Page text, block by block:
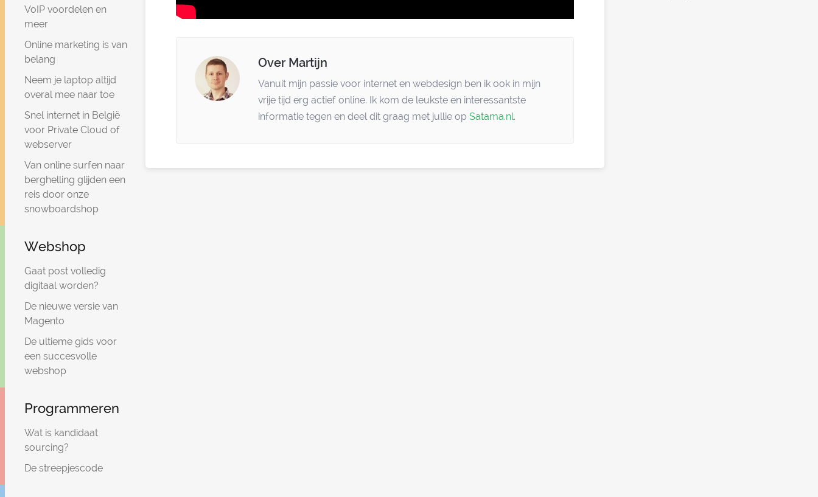
VoIP voordelen en
meer
Online marketing is van
belang
Neem je laptop altijd
overal mee naar toe
Snel internet in België
voor Private Cloud of
webserver
Van online surfen naar
berghelling glijden een
reis door onze
snowboardshop
Webshop
Gaat post volledig
digitaal worden?
De nieuwe versie van
Magento
De ultieme gids voor
een succesvolle
webshop
Programmeren
Wat is kandidaat
sourcing?
De streepjescode
Over Martijn
Vanuit mijn passie voor internet en webdesign ben ik ook in mijn
vrije tijd erg actief online. Ik kom de leukste en interessantste
informatie tegen en deel dit graag met jullie op Satama.nl.